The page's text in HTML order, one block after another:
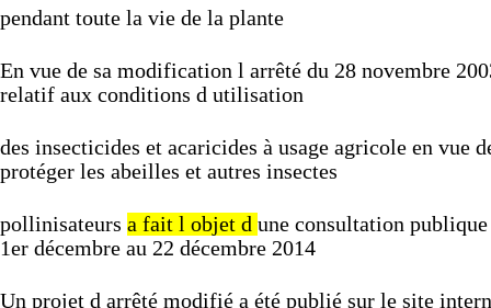
pendant toute la vie de la plante
En vue de sa modification l arrêté du 28 novembre
relatif aux conditions d utilisation
des insecticides et acaricides à usage agricole en vue
protéger les abeilles et autres insectes
pollinisateurs a fait l objet d une consultation
1er décembre au 22 décembre 2014
Un projet d arrêté modifié a été publié sur le site